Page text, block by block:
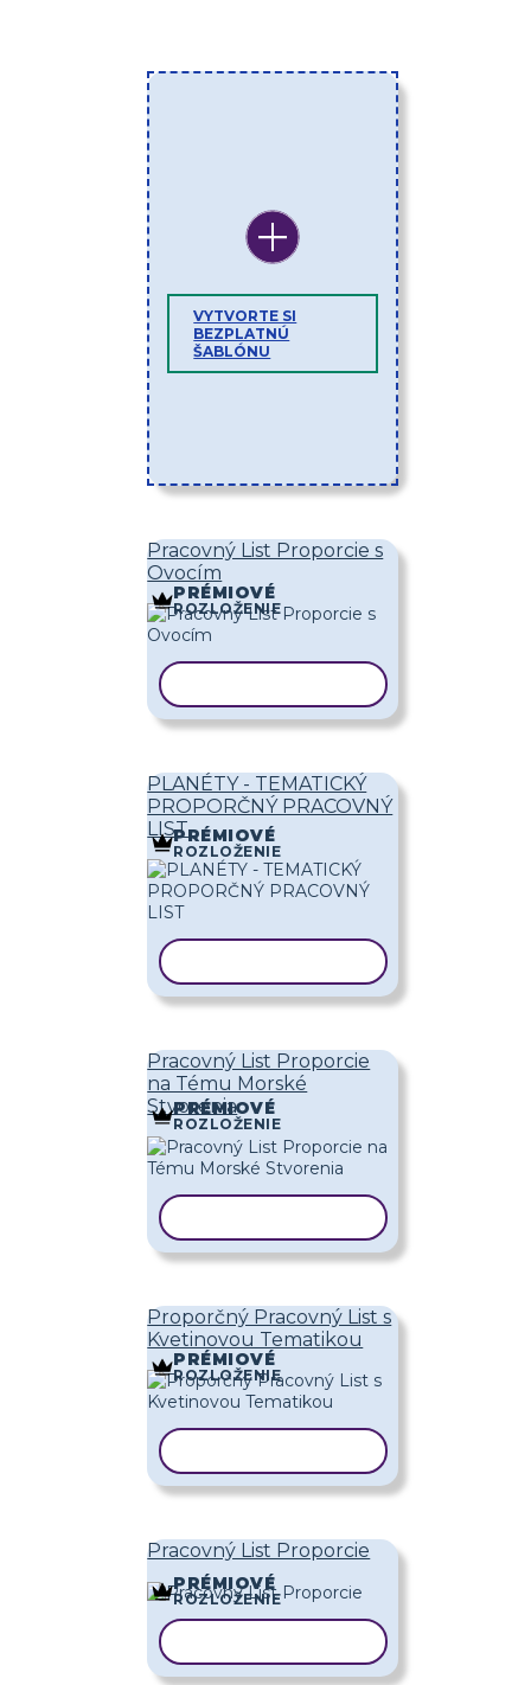
VYTVORTE SI
BEZPLATNÚ
ŠABLÓNU
Pracovný List Proporcie s
Ovocím
PRÉMIOVÉ
ROZLOŽENIE
PLANÉTY - TEMATICKÝ
PROPORČNÝ PRACOVNÝ
LISTPRÉMIOVÉ
ROZLOŽENIE
Pracovný List Proporcie
na Tému Morské
Stvorenia
PRÉMIOVÉ
ROZLOŽENIE
Proporčný Pracovný List s
Kvetinovou Tematikou
PRÉMIOVÉ
ROZLOŽENIE
Pracovný List Proporcie
PRÉMIOVÉ
ROZLOŽENIE